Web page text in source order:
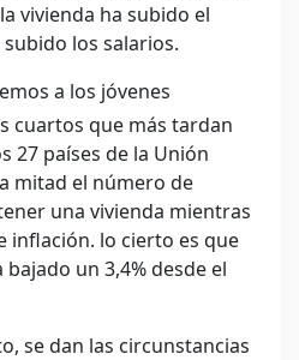
vivienda ha subido el
los salarios.
a los jóvenes
cuartos que más tardan
27 países de la Unión
mitad el número de
una vivienda mientras
inflación. lo cierto es que
un 3,4% desde el
se dan las circunstancias